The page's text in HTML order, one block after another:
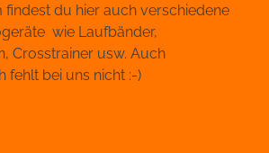
du hier auch verschiedene
wie Laufbänder,
Crosstrainer usw. Auch
fehlt bei uns nicht :-)